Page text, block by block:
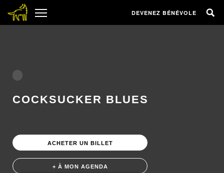
DEVENEZ BÉNÉVOLE
COCKSUCKER BLUES
ACHETER UN BILLET
+ À MON AGENDA